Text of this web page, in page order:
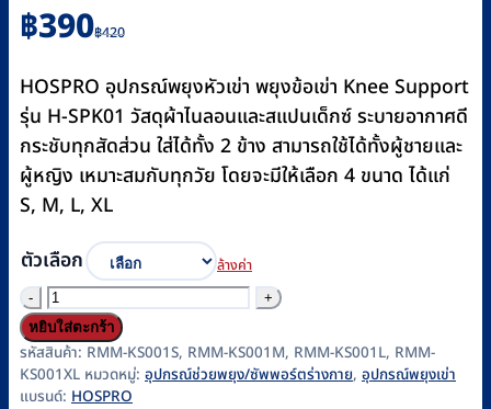
฿420
Original
price
was:
฿420.
฿390
Current
price
is:
฿390.
HOSPRO อุปกรณ์พยุงหัวเข่า พยุงข้อเข่า Knee Support
รุ่น H-SPK01 วัสดุผ้าไนลอนและสแปนเด็กซ์ ระบายอากาศดี
กระชับทุกสัดส่วน ใส่ได้ทั้ง 2 ข้าง สามารถใช้ได้ทั้งผู้ชายและ
ผู้หญิง เหมาะสมกับทุกวัย โดยจะมีให้เลือก 4 ขนาด ได้แก่
S, M, L, XL
ตัวเลือก
ล้างค่า
จำนวน
อุปกรณ์
พยุง
ข้อ
หยิบใส่ตะกร้า
รหัสสินค้า: RMM-KS001S, RMM-KS001M, RMM-KS001L, RMM-
KS001XL หมวดหมู่: อุปกรณ์ช่วยพยุง/ซัพพอร์ตร่างกาย, อุปกรณ์พยุงเข่า
แบรนด์: HOSPRO